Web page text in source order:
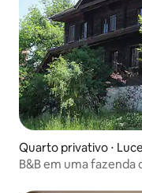
Quarto privativo ⋅
B&B em uma fazenda